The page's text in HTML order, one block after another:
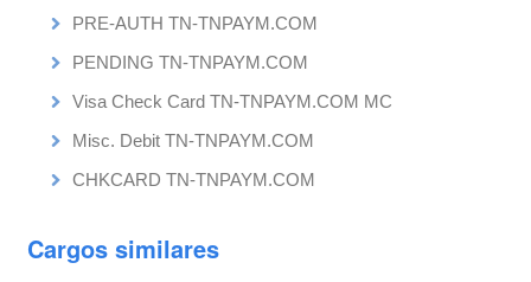
PRE-AUTH TN-TNPAYM.COM
PENDING TN-TNPAYM.COM
Visa Check Card TN-TNPAYM.COM MC
Misc. Debit TN-TNPAYM.COM
CHKCARD TN-TNPAYM.COM
Cargos similares